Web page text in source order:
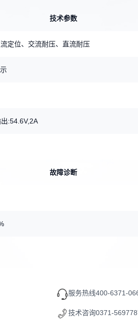
技术参数
定位、交流耐压、直流耐压
:54.6V,2A
故障诊断
服务热线400-6371-
技术咨询0371-